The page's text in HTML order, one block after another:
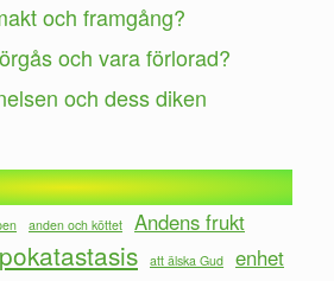
och framgång?
och vara förlorad?
och dess diken
anden och köttet
Andens frukt
att älska Gud
enhet